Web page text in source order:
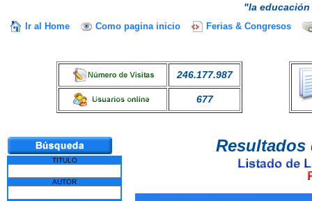
"la
Ir al Home Como pagina inicio Ferias & Congresos
246.177.987
677
TITULO
AUTOR
Resultados